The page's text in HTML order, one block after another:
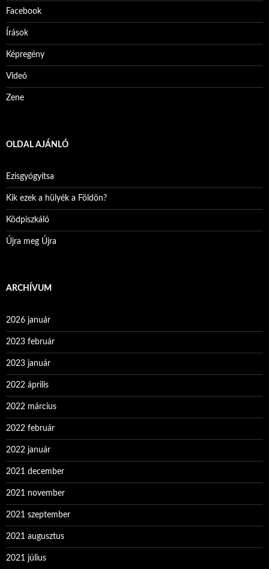
Facebook
Írások
Képregény
Videó
Zene
OLDAL AJÁNLÓ
Ezisgyógyítsa
Kik ezek a hülyék a Földön?
Ködpiszkáló
Újra meg Újra
ARCHÍVUM
2026 január
2023 február
2023 január
2022 április
2022 március
2022 február
2022 január
2021 december
2021 november
2021 szeptember
2021 augusztus
2021 július